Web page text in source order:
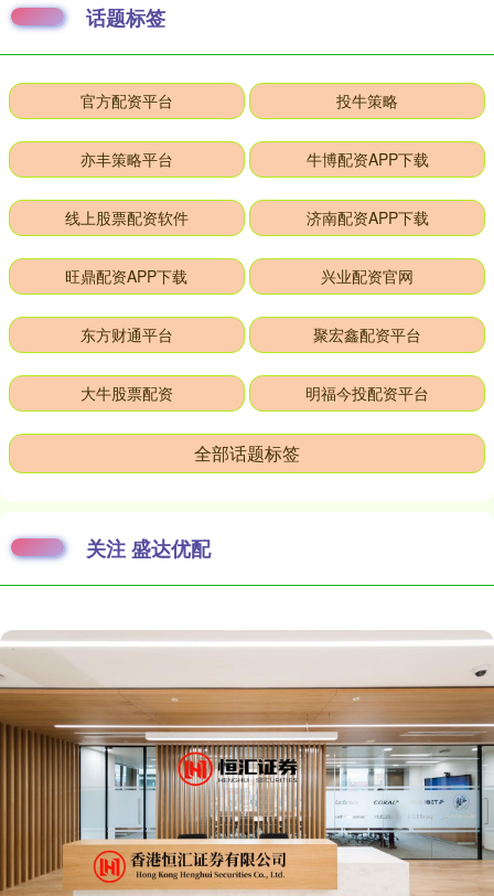
话题标签
官方配资平台 投牛策略
亦丰策略平台 牛博配资APP下载
线上股票配资软件 济南配资APP下载
旺鼎配资APP下载 兴业配资官网
东方财通平台 聚宏鑫配资平台
大牛股票配资 明福今投配资平台
全部话题标签
关注 盛达优配